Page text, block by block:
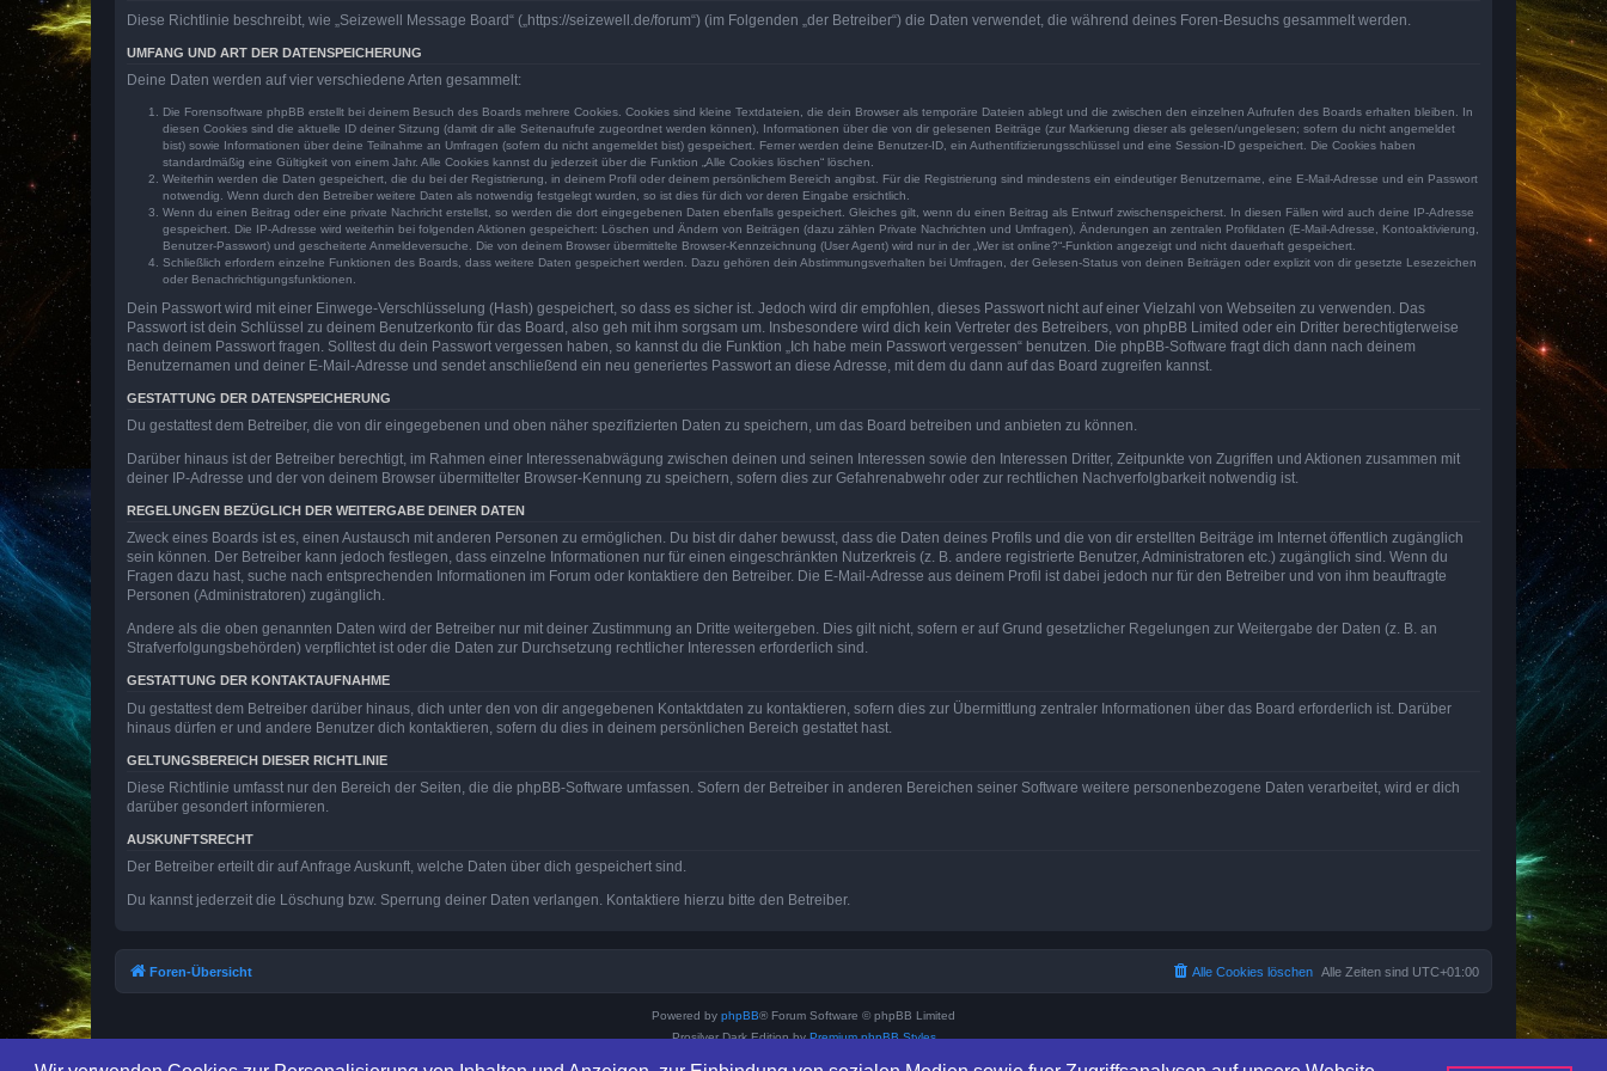
Diese Richtlinie beschreibt, wie „Seizewell Message Board“ („https://seizewell.de/forum“) (im Folgenden „der Betreiber“) die Daten verwendet, die während deines Foren-Besuchs gesammelt werden.
UMFANG UND ART DER DATENSPEICHERUNG
Deine Daten werden auf vier verschiedene Arten gesammelt:
Die Forensoftware phpBB erstellt bei deinem Besuch des Boards mehrere Cookies. Cookies sind kleine Textdateien, die dein Browser als temporäre Dateien ablegt und die zwischen den einzelnen Aufrufen des Boards erhalten bleiben. In
diesen Cookies sind die aktuelle ID deiner Sitzung (damit dir alle Seitenaufrufe zugeordnet werden können), Informationen über die von dir gelesenen Beiträge (zur Markierung dieser als gelesen/ungelesen; sofern du nicht angemeldet
bist) sowie Informationen über deine Teilnahme an Umfragen (sofern du nicht angemeldet bist) gespeichert. Ferner werden deine Benutzer-ID, ein Authentifizierungsschlüssel und eine Session-ID gespeichert. Die Cookies haben
standardmäßig eine Gültigkeit von einem Jahr. Alle Cookies kannst du jederzeit über die Funktion „Alle Cookies löschen“ löschen.
Weiterhin werden die Daten gespeichert, die du bei der Registrierung, in deinem Profil oder deinem persönlichem Bereich angibst. Für die Registrierung sind mindestens ein eindeutiger Benutzername, eine E-Mail-Adresse und ein Passwort
notwendig. Wenn durch den Betreiber weitere Daten als notwendig festgelegt wurden, so ist dies für dich vor deren Eingabe ersichtlich.
Wenn du einen Beitrag oder eine private Nachricht erstellst, so werden die dort eingegebenen Daten ebenfalls gespeichert. Gleiches gilt, wenn du einen Beitrag als Entwurf zwischenspeicherst. In diesen Fällen wird auch deine IP-Adresse
gespeichert. Die IP-Adresse wird weiterhin bei folgenden Aktionen gespeichert: Löschen und Ändern von Beiträgen (dazu zählen Private Nachrichten und Umfragen), Änderungen an zentralen Profildaten (E-Mail-Adresse, Kontoaktivierung,
Benutzer-Passwort) und gescheiterte Anmeldeversuche. Die von deinem Browser übermittelte Browser-Kennzeichnung (User Agent) wird nur in der „Wer ist online?“-Funktion angezeigt und nicht dauerhaft gespeichert.
Schließlich erfordern einzelne Funktionen des Boards, dass weitere Daten gespeichert werden. Dazu gehören dein Abstimmungsverhalten bei Umfragen, der Gelesen-Status von deinen Beiträgen oder explizit von dir gesetzte Lesezeichen
oder Benachrichtigungsfunktionen.
Dein Passwort wird mit einer Einwege-Verschlüsselung (Hash) gespeichert, so dass es sicher ist. Jedoch wird dir empfohlen, dieses Passwort nicht auf einer Vielzahl von Webseiten zu verwenden. Das
Passwort ist dein Schlüssel zu deinem Benutzerkonto für das Board, also geh mit ihm sorgsam um. Insbesondere wird dich kein Vertreter des Betreibers, von phpBB Limited oder ein Dritter berechtigterweise
nach deinem Passwort fragen. Solltest du dein Passwort vergessen haben, so kannst du die Funktion „Ich habe mein Passwort vergessen“ benutzen. Die phpBB-Software fragt dich dann nach deinem
Benutzernamen und deiner E-Mail-Adresse und sendet anschließend ein neu generiertes Passwort an diese Adresse, mit dem du dann auf das Board zugreifen kannst.
GESTATTUNG DER DATENSPEICHERUNG
Du gestattest dem Betreiber, die von dir eingegebenen und oben näher spezifizierten Daten zu speichern, um das Board betreiben und anbieten zu können.
Darüber hinaus ist der Betreiber berechtigt, im Rahmen einer Interessenabwägung zwischen deinen und seinen Interessen sowie den Interessen Dritter, Zeitpunkte von Zugriffen und Aktionen zusammen mit
deiner IP-Adresse und der von deinem Browser übermittelter Browser-Kennung zu speichern, sofern dies zur Gefahrenabwehr oder zur rechtlichen Nachverfolgbarkeit notwendig ist.
REGELUNGEN BEZÜGLICH DER WEITERGABE DEINER DATEN
Zweck eines Boards ist es, einen Austausch mit anderen Personen zu ermöglichen. Du bist dir daher bewusst, dass die Daten deines Profils und die von dir erstellten Beiträge im Internet öffentlich zugänglich
sein können. Der Betreiber kann jedoch festlegen, dass einzelne Informationen nur für einen eingeschränkten Nutzerkreis (z. B. andere registrierte Benutzer, Administratoren etc.) zugänglich sind. Wenn du
Fragen dazu hast, suche nach entsprechenden Informationen im Forum oder kontaktiere den Betreiber. Die E-Mail-Adresse aus deinem Profil ist dabei jedoch nur für den Betreiber und von ihm beauftragte
Personen (Administratoren) zugänglich.
Andere als die oben genannten Daten wird der Betreiber nur mit deiner Zustimmung an Dritte weitergeben. Dies gilt nicht, sofern er auf Grund gesetzlicher Regelungen zur Weitergabe der Daten (z. B. an
Strafverfolgungsbehörden) verpflichtet ist oder die Daten zur Durchsetzung rechtlicher Interessen erforderlich sind.
GESTATTUNG DER KONTAKTAUFNAHME
Du gestattest dem Betreiber darüber hinaus, dich unter den von dir angegebenen Kontaktdaten zu kontaktieren, sofern dies zur Übermittlung zentraler Informationen über das Board erforderlich ist. Darüber
hinaus dürfen er und andere Benutzer dich kontaktieren, sofern du dies in deinem persönlichen Bereich gestattet hast.
GELTUNGSBEREICH DIESER RICHTLINIE
Diese Richtlinie umfasst nur den Bereich der Seiten, die die phpBB-Software umfassen. Sofern der Betreiber in anderen Bereichen seiner Software weitere personenbezogene Daten verarbeitet, wird er dich
darüber gesondert informieren.
AUSKUNFTSRECHT
Der Betreiber erteilt dir auf Anfrage Auskunft, welche Daten über dich gespeichert sind.
Du kannst jederzeit die Löschung bzw. Sperrung deiner Daten verlangen. Kontaktiere hierzu bitte den Betreiber.
Foren-Übersicht Alle Zeiten sind UTC+01:00
Alle Cookies löschen
Powered by phpBB® Forum Software © phpBB Limited
Prosilver Dark Edition byPremium phpBB Styles